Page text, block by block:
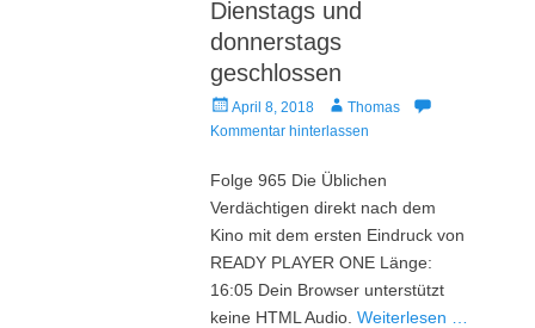
Dienstags und
donnerstags
geschlossen
Veröffentlicht
am
April 8, 2018 AutorThomas
Kommentar hinterlassen
Folge 965 Die Üblichen
Verdächtigen direkt nach dem
Kino mit dem ersten Eindruck von
READY PLAYER ONE Länge:
16:05 Dein Browser unterstützt
keine HTML Audio.Weiterlesen …